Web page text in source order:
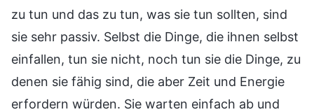
zu tun und das zu tun, was sie tun sollten, sind
sie sehr passiv. Selbst die Dinge, die ihnen selbst
einfallen, tun sie nicht, noch tun sie die Dinge, zu
denen sie fähig sind, die aber Zeit und Energie
erfordern würden. Sie warten einfach ab und